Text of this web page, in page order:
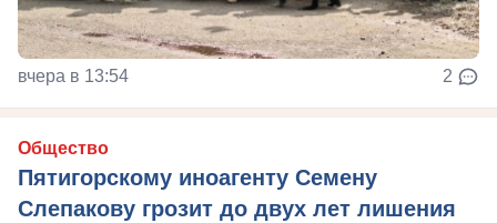
вчера в 13:54 2
Общество
Пятигорскому иноагенту Семену
Слепакову грозит до двух лет лишения